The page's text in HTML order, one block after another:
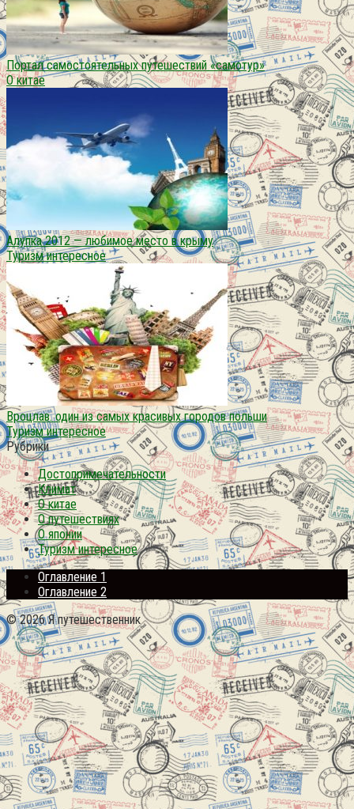
Портал самостоятельных путешествий «самотур»
О китае
Алупка 2012 — любимое место в крыму
Туризм интересное
Вроцлав. один из самых красивых городов польши
Туризм интересное
Рубрики
Достопримечательности
Климат
О китае
О путешествиях
О японии
Туризм интересное
Оглавление 1
Оглавление 2
© 2026 Я путешественник